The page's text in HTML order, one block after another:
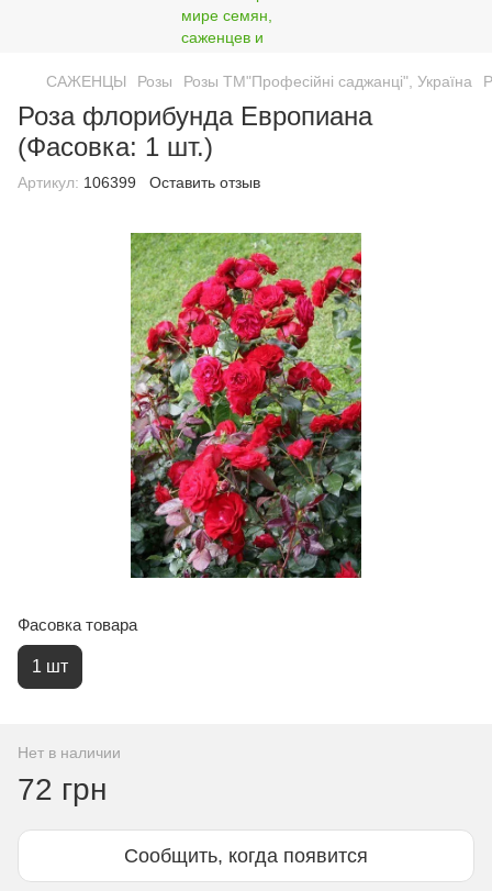
САЖЕНЦЫ Розы Розы ТМ"Професійні саджанці", Україна
Роза флорибунда Европиана
(Фасовка: 1 шт.)
Артикул: 106399 Оставить отзыв
Фасовка товара
1 шт
Нет в наличии
72 грн
Сообщить, когда появится